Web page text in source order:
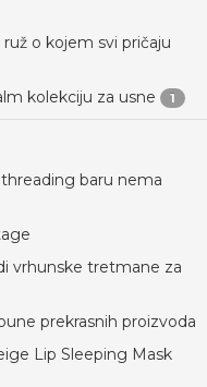
o kojem svi pričaju
kolekciju za usne 1
baru nema
vrhunske tretmane za
prekrasnih proizvoda
Lip Sleeping Mask